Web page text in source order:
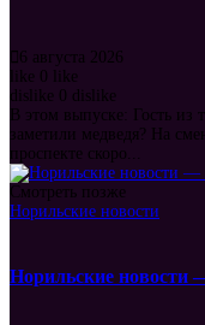
6 августа 2026
like
0
like
dislike
0 dislike
В этом выпуске: Гость из
заметили медведя? На
проспекте скоро...
Смотреть позже
Норильские новости
Норильские новости